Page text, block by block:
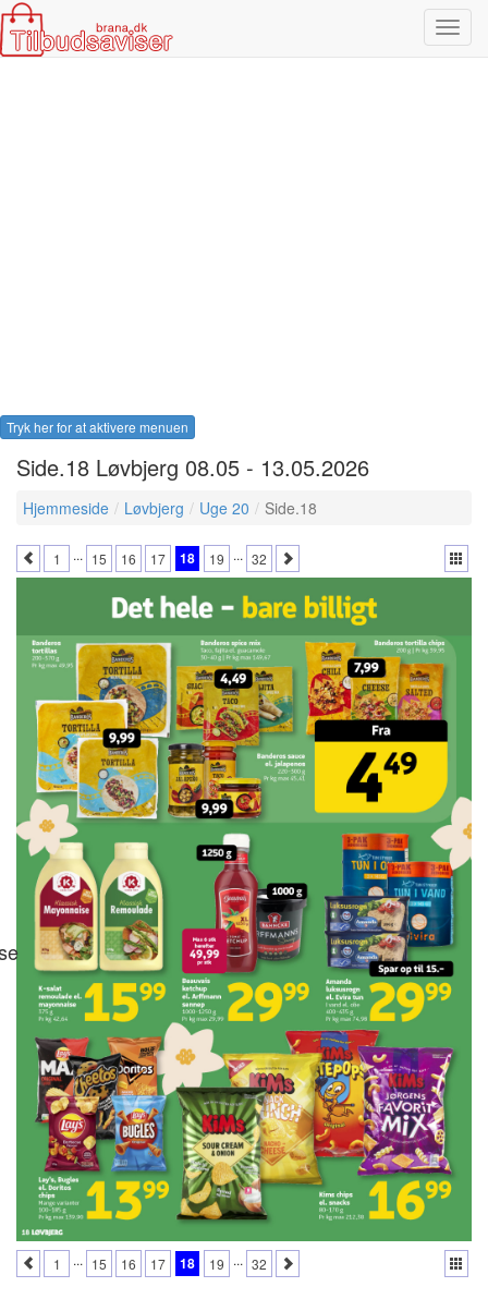
Tryk her for at aktivere menuen
Side.18 Løvbjerg 08.05 - 13.05.2026
Hjemmeside Løvbjerg Uge 20 Side.18
1 ... 15 16 17 18 19 ... 32
1 ... 15 16 17 18 19 ... 32